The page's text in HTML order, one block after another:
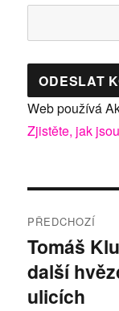
Web používá
Zjistěte, jak
pro
příspěvek
PŘEDCHOZÍ
Předchozí
příspěvek:
Tomáš
další
ulicích